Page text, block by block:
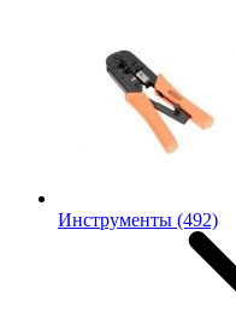
Инструменты (492)